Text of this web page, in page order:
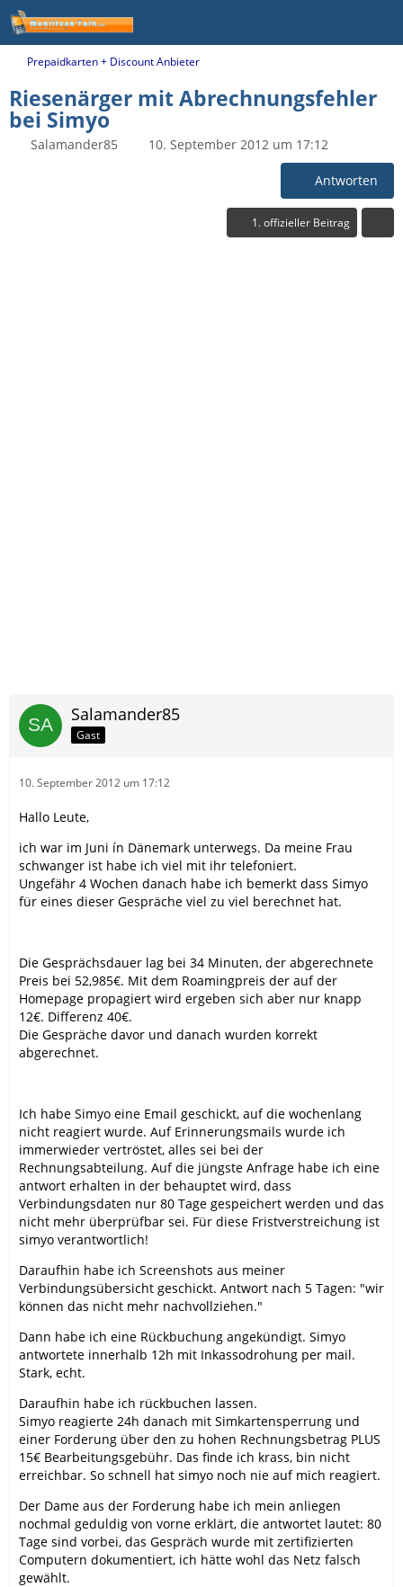
Prepaidkarten + Discount Anbieter
Riesenärger mit Abrechnungsfehler
bei Simyo
Salamander85 10. September 2012 um 17:12
Antworten
1. offizieller Beitrag
Salamander85
Gast
10. September 2012 um 17:12
Hallo Leute,
ich war im Juni ín Dänemark unterwegs. Da meine Frau
schwanger ist habe ich viel mit ihr telefoniert.
Ungefähr 4 Wochen danach habe ich bemerkt dass Simyo
für eines dieser Gespräche viel zu viel berechnet hat.
Die Gesprächsdauer lag bei 34 Minuten, der abgerechnete
Preis bei 52,985€. Mit dem Roamingpreis der auf der
Homepage propagiert wird ergeben sich aber nur knapp
12€. Differenz 40€.
Die Gespräche davor und danach wurden korrekt
abgerechnet.
Ich habe Simyo eine Email geschickt, auf die wochenlang
nicht reagiert wurde. Auf Erinnerungsmails wurde ich
immerwieder vertröstet, alles sei bei der
Rechnungsabteilung. Auf die jüngste Anfrage habe ich eine
antwort erhalten in der behauptet wird, dass
Verbindungsdaten nur 80 Tage gespeichert werden und das
nicht mehr überprüfbar sei. Für diese Fristverstreichung ist
simyo verantwortlich!
Daraufhin habe ich Screenshots aus meiner
Verbindungsübersicht geschickt. Antwort nach 5 Tagen: "wir
können das nicht mehr nachvollziehen."
Dann habe ich eine Rückbuchung angekündigt. Simyo
antwortete innerhalb 12h mit Inkassodrohung per mail.
Stark, echt.
Daraufhin habe ich rückbuchen lassen.
Simyo reagierte 24h danach mit Simkartensperrung und
einer Forderung über den zu hohen Rechnungsbetrag PLUS
15€ Bearbeitungsgebühr. Das finde ich krass, bin nicht
erreichbar. So schnell hat simyo noch nie auf mich reagiert.
Der Dame aus der Forderung habe ich mein anliegen
nochmal geduldig von vorne erklärt, die antwortet lautet: 80
Tage sind vorbei, das Gespräch wurde mit zertifizierten
Computern dokumentiert, ich hätte wohl das Netz falsch
gewählt.